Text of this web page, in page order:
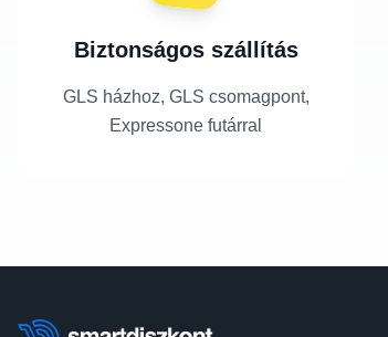
Biztonságos szállítás
GLS házhoz, GLS csomagpont,
Expressone futárral